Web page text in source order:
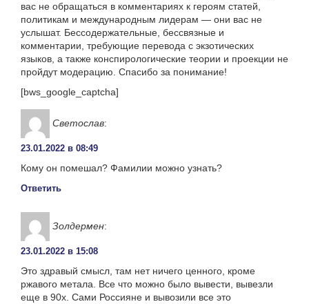
вас не обращаться в комментариях к героям статей,
политикам и международным лидерам — они вас не
услышат. Бессодержательные, бессвязные и
комментарии, требующие перевода с экзотических
языков, а также конспирологические теории и проекции не
пройдут модерацию. Спасибо за понимание!
[bws_google_captcha]
Светослав:
23.01.2022 в 08:49
Кому он помешал? Фамилии можно узнать?
Ответить
Золдермен:
23.01.2022 в 15:08
Это здравый смысл, там нет ничего ценного, кроме
ржавого метала. Все что можно было вывести, вывезли
еще в 90х. Сами Россияне и вывозили все это